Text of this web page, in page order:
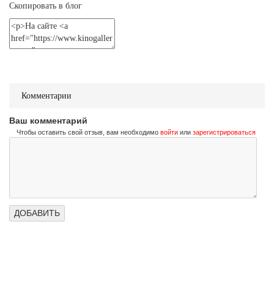
Скопировать в блог
Комментарии
Ваш комментарий
Чтобы оставить свой отзыв, вам необходимо войти или зарегистрироваться